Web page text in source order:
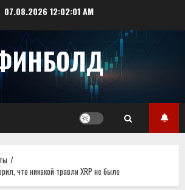
07.08.2026 12:02:02 AM
что никакой травли XRP не было